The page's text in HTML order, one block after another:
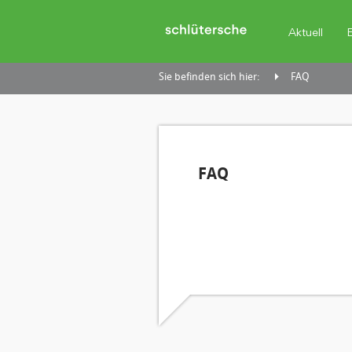
Aktuell
Sie befinden sich hier: FAQ
FAQ